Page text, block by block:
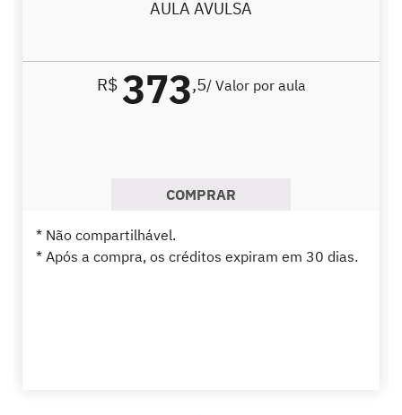
AULA AVULSA
R$ 373,5/ Valor por aula
COMPRAR
* Não compartilhável.
* Após a compra, os créditos expiram em 30 dias.